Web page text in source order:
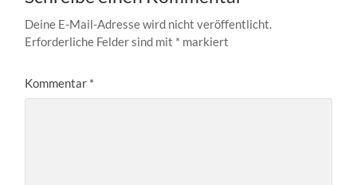
Deine E-Mail-Adresse wird nicht veröffentlicht.
Erforderliche Felder sind mit * markiert
Kommentar *